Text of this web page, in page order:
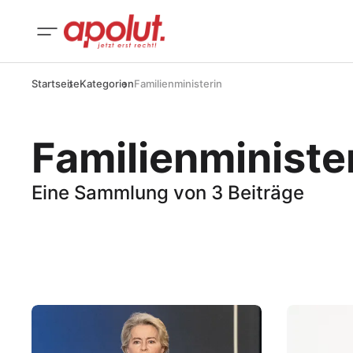
StartseiteKategorienFamilienministerin
Eine Sammlung von 3 Beiträge